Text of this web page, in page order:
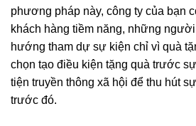
phương pháp này, công ty của bạn
khách hàng tiềm năng, những
hướng tham dự sự kiện chỉ vì quà
chọn tạo điều kiện tặng quà trước
tiện truyền thông xã hội để thu hút
trước đó.